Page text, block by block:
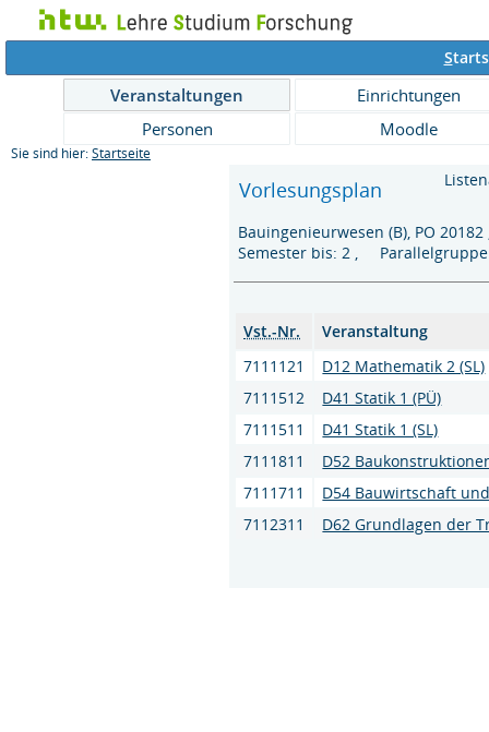
S
Veranstaltungen
Einrichtungen
Personen
Moodle
Sie sind hier: Startseite
Vorlesungsplan
Bauingenieurwesen (B), PO
Semester bis: 2 ,
Vst.-Nr.
Veranstaltung
7111121
D12 Mathematik 2 (SL)
7111512
D41 Statik 1 (PÜ)
7111511
D41 Statik 1 (SL)
7111811
D52
7111711
D54 Bauwirtschaft
7112311
D62 Grundlagen der